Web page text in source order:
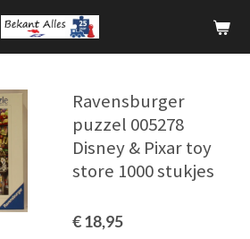
Ravensburger
puzzel 005278
Disney & Pixar toy
store 1000 stukjes
€ 18,95